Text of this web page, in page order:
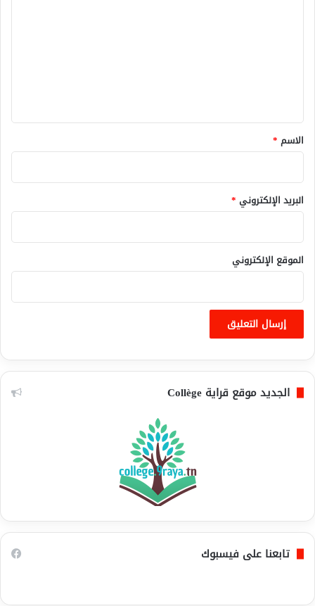
*
الاسم *
البريد الإلكتروني *
الموقع الإلكتروني
الجديد موقع قراية Collège
تابعنا على فيسبوك